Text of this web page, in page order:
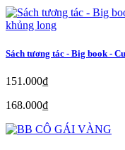
Sách tương tác - Big book -
151.000₫
168.000₫